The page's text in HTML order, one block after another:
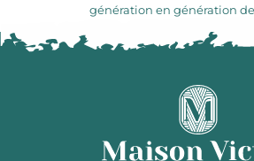
génération en génération